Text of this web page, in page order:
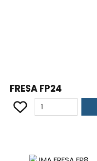
FRESA FP24